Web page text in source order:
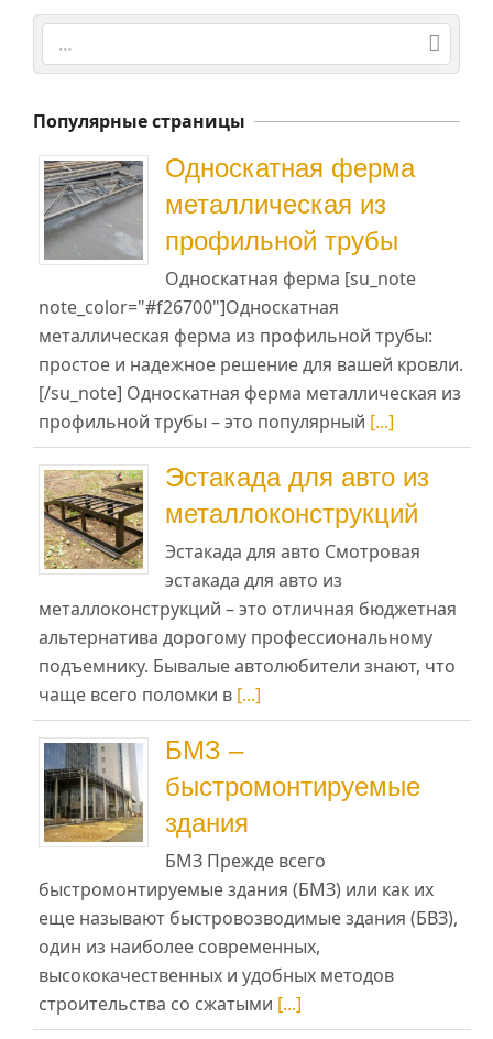
Поиск
Популярные страницы
Односкатная ферма
металлическая из
профильной трубы
Односкатная ферма [su_note
note_color="#f26700"]Односкатная
металлическая ферма из профильной трубы:
простое и надежное решение для вашей кровли.
[/su_note] Односкатная ферма металлическая из
профильной трубы – это популярный [...]
Эстакада для авто из
металлоконструкций
Эстакада для авто Смотровая
эстакада для авто из
металлоконструкций – это отличная бюджетная
альтернатива дорогому профессиональному
подъемнику. Бывалые автолюбители знают, что
чаще всего поломки в [...]
БМЗ –
быстромонтируемые
здания
БМЗ Прежде всего
быстромонтируемые здания (БМЗ) или как их
еще называют быстровозводимые здания (БВЗ),
один из наиболее современных,
высококачественных и удобных методов
строительства со сжатыми [...]